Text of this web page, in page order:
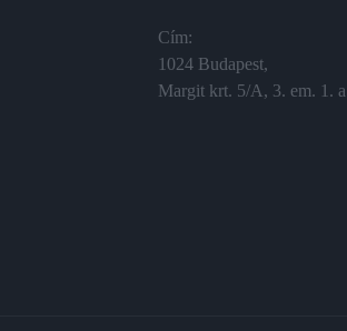
Cím:
1024 Budapest,
Margit krt. 5/A, 3. em. 1. a